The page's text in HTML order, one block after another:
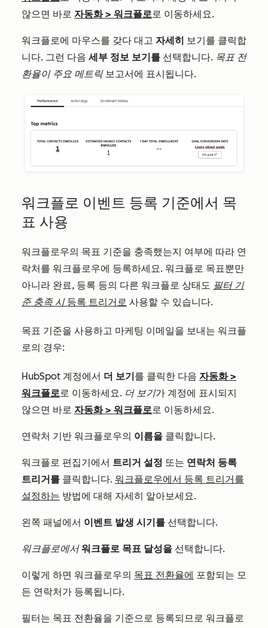
않으면 바로 자동화> 워크플로로 이동하세요.
워크플로에 마우스를 갖다 대고 자세히 보기를 클릭합
니다. 그런 다음 세부 정보 보기를 선택합니다. 목표 전
환율이 주요 메트릭 보고서에 표시됩니다.
워크플로 이벤트 등록 기준에서 목
표 사용
워크플로우의 목표 기준을 충족했는지 여부에 따라 연
락처를 워크플로우에 등록하세요. 워크플로 목표뿐만
아니라 완료, 등록 등의 다른 워크플로 상태도 필터 기
준 충족 시등록 트리거로 사용할 수 있습니다.
목표 기준을 사용하고 마케팅 이메일을 보내는 워크플
로의 경우:
HubSpot 계정에서 더 보기를 클릭한 다음 자동화>
워크플로 로 이동하세요. 더 보기가 계정에 표시되지
않으면 바로 자동화> 워크플로 로 이동하세요.
연락처 기반 워크플로우의 이름을 클릭합니다.
워크플로 편집기에서 트리거 설정 또는 연락처 등록
트리거를 클릭합니다. 워크플로우에서 등록 트리거를
설정하는 방법에 대해 자세히 알아보세요.
왼쪽 패널에서 이벤트 발생 시기를 선택합니다.
워크플로에서 워크플로 목표 달성을 선택합니다.
이렇게 하면 워크플로우의 목표 전환율에 포함되는 모
든 연락처가 등록됩니다.
필터는 목표 전환율을 기준으로 등록되므로 워크플로